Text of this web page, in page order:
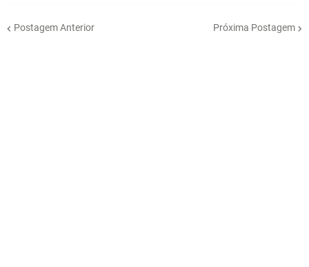
Postagem Anterior Próxima Postagem